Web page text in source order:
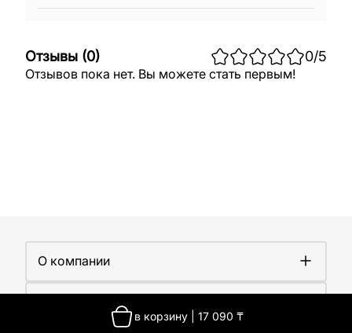
в корзину| 17 090 ₸
Отзывы (0) 0/5
Отзывов пока нет. Вы можете стать первым!
О компании